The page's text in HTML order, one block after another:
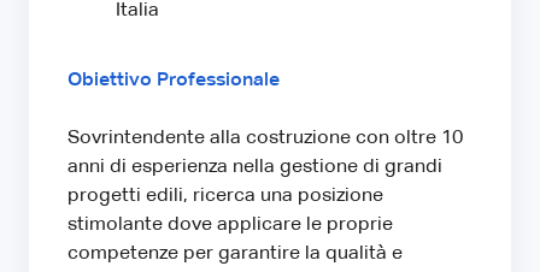
Italia
Obiettivo Professionale
Sovrintendente alla costruzione con oltre 10
anni di esperienza nella gestione di grandi
progetti edili, ricerca una posizione
stimolante dove applicare le proprie
competenze per garantire la qualità e